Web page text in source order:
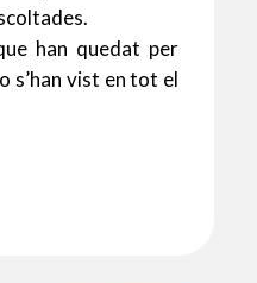
han quedat per
s’han vist en tot el